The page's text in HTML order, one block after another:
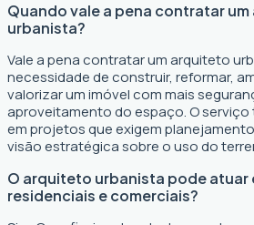
Quando vale a pena contratar
urbanista?
Vale a pena contratar um arquiteto
necessidade de construir, reformar,
valorizar um imóvel com mais
aproveitamento do espaço. O
em projetos que exigem
visão estratégica sobre o uso do
O arquiteto urbanista pode atuar
residenciais e comerciais?